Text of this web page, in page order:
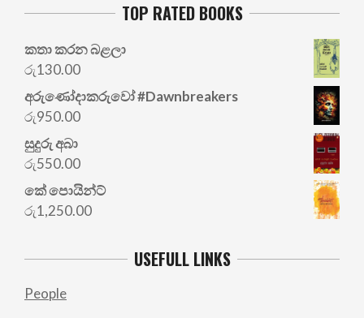
TOP RATED BOOKS
කතා කරන බළලා
රු130.00
අරු‍ණෝදාකරුවෝ #Dawnbreakers
රු950.00
සුදුරු අබා
රු550.00
කේ පොයින්ට්
රු1,250.00
USEFULL LINKS
People